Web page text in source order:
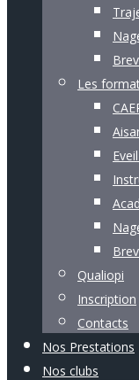
Les
Qualiopi
Inscription
Contacts
Nos Prestations
Nos clubs